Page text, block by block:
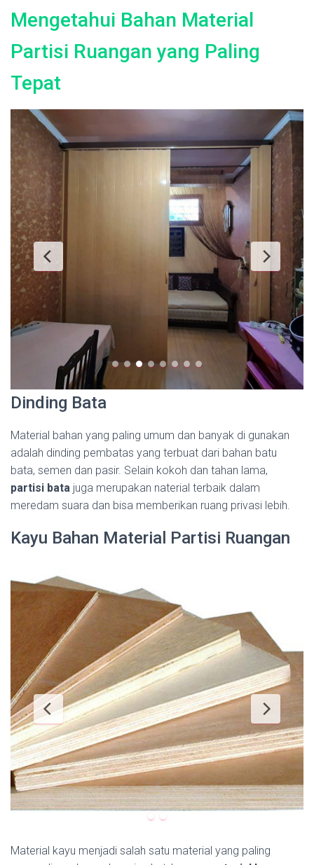
Mengetahui Bahan Material
Partisi Ruangan yang Paling
Tepat
Dinding Bata
Material bahan yang paling umum dan banyak di gunakan
adalah dinding pembatas yang terbuat dari bahan batu
bata, semen dan pasir. Selain kokoh dan tahan lama,
partisi bata juga merupakan naterial terbaik dalam
meredam suara dan bisa memberikan ruang privasi lebih.
Kayu Bahan Material Partisi Ruangan
Material kayu menjadi salah satu material yang paling